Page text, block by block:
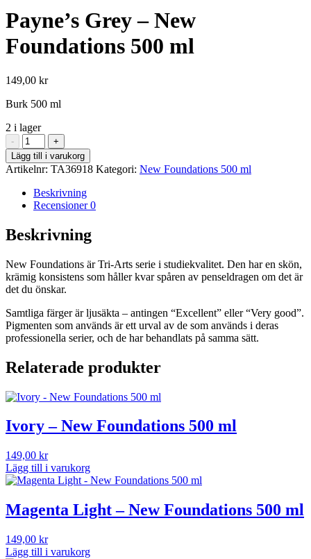
Payne’s Grey – New
Foundations 500 ml
149,00 kr
Burk 500 ml
2 i lager
-
Payne's
Grey
-
New
Foundations
500
mängd
+
Lägg till i varukorg
Artikelnr: TA36918 Kategori: New Foundations 500 ml
Beskrivning
Recensioner0
Beskrivning
New Foundations är Tri-Arts serie i studiekvalitet. Den har en skön,
krämig konsistens som håller kvar spåren av penseldragen om det är
det du önskar.
Samtliga färger är ljusäkta – antingen “Excellent” eller “Very good”.
Pigmenten som används är ett urval av de som används i deras
professionella serier, och de har behandlats på samma sätt.
Relaterade produkter
Ivory – New Foundations 500 ml
149,00 kr
Lägg till i varukorg
Magenta Light – New Foundations 500 ml
149,00 kr
Lägg till i varukorg